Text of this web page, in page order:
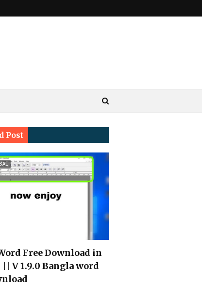
Post
Free Download in
|| V 1.9.0 Bangla word